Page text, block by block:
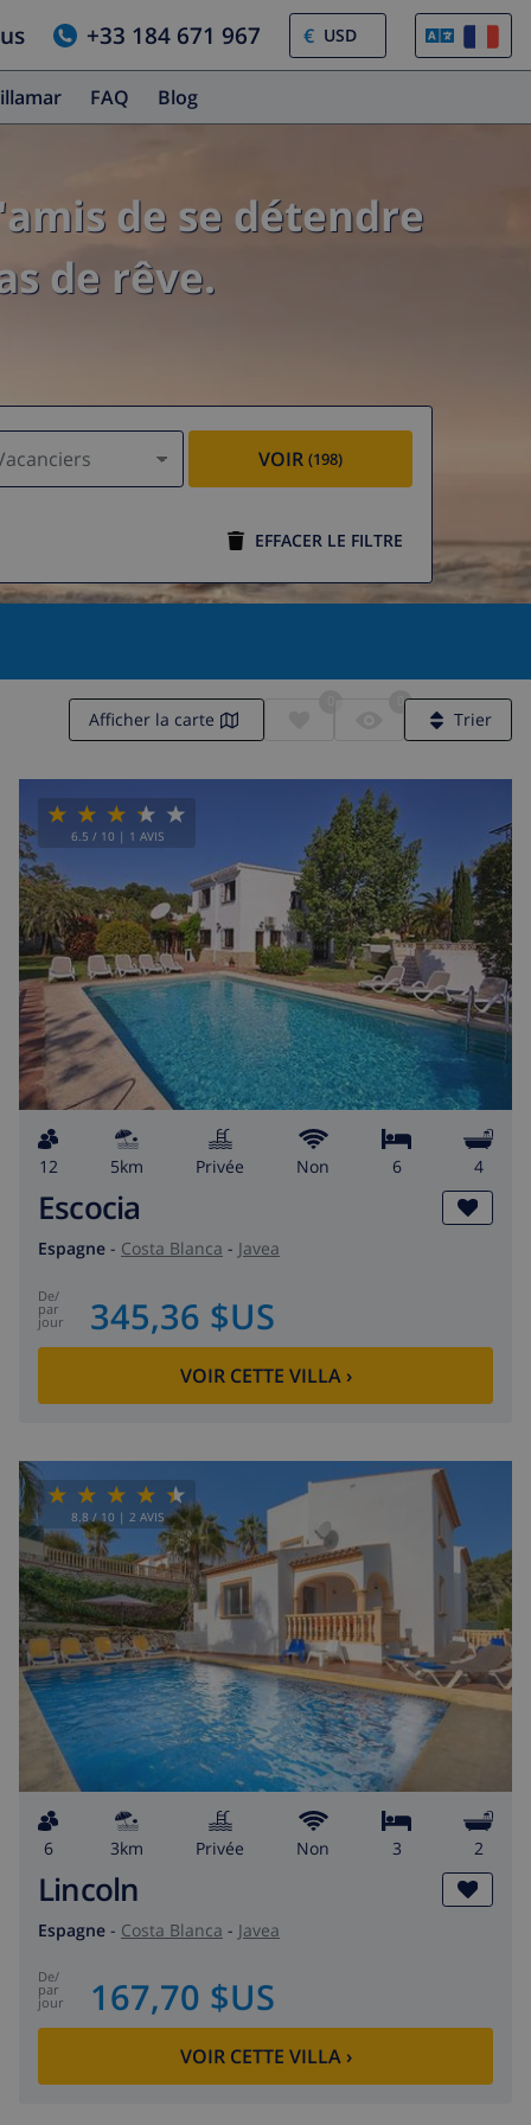
+33 184 671 967 €
FAQ Blog
de se détendre
de rêve.
Vacanciers VOIR (198)
EFFACER LE FILTRE
Afficher la carte Trier
6.5 / 10 | 1 AVIS
12 5km privée Non 6 4
Escocia
Espagne - Costa Blanca - Javea
de/
par
jour 345,36 $US
VOIR CETTE VILLA›
8.8/ 10 | 2 AVIS
6 3km privée Non 3 2
Lincoln
Espagne - Costa Blanca - Javea
de/
par
jour 167,70 $US
VOIR CETTE VILLA›